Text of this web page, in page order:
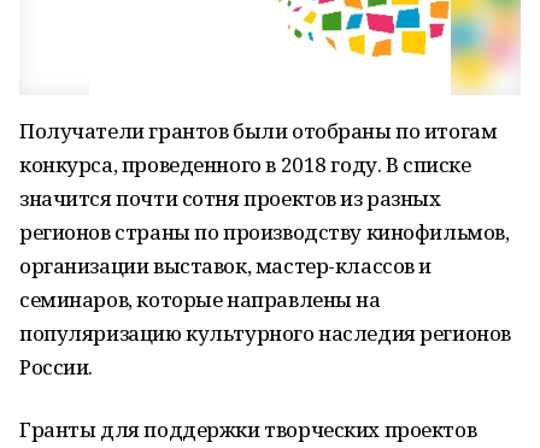
Получатели грантов были отобраны по итогам
конкурса, проведенного в 2018 году. В списке
значится почти сотня проектов из разных
регионов страны по производству кинофильмов,
организации выставок, мастер-классов и
семинаров, которые направлены на
популяризацию культурного наследия регионов
России.
Гранты для поддержки творческих проектов